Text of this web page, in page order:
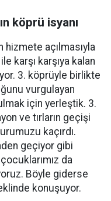
köprü isyanı
hizmete açılmasıyla
karşı karşıya kalan
3. köprüyle birlikte
vurgulayan
için yerleştik. 3.
ve tırların geçişi
kaçırdı.
geçiyor gibi
da
Böyle giderse
konuşuyor.